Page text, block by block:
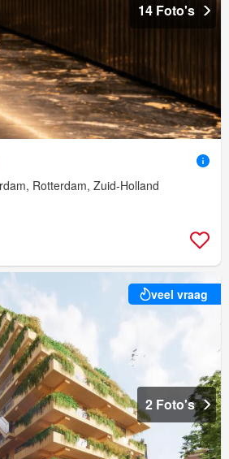
14 Foto's
Rotterdam, Zuid-Holland
veel vraag
2 Foto's